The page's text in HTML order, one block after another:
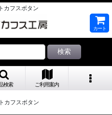
カフスボタン
カート
検索
検索 ご利用案内
カフスボタン